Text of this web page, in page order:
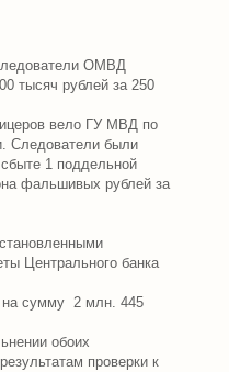
ОМВД
тысяч рублей за 250
вело ГУ МВД по
Следователи были
1 поддельной
фальшивых рублей за
Центрального банка
на сумму 2 млн. 445
обоих
проверки к